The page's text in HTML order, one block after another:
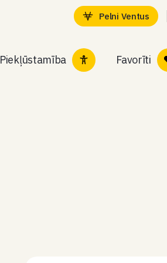
Pelni Ventus
Piekļūstamība Favorīti